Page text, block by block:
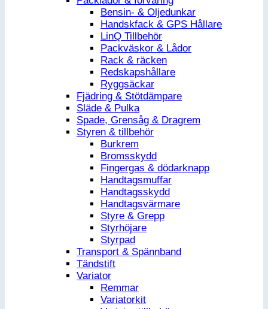
Bensin- & Oljedunkar
Handskfack & GPS Hållare
LinQ Tillbehör
Packväskor & Lådor
Rack & räcken
Redskapshållare
Ryggsäckar
Fjädring & Stötdämpare
Släde & Pulka
Spade, Grensåg & Dragrem
Styren & tillbehör
Burkrem
Bromsskydd
Fingergas & dödarknapp
Handtagsmuffar
Handtagsskydd
Handtagsvärmare
Styre & Grepp
Styrhöjare
Styrpad
Transport & Spännband
Tändstift
Variator
Remmar
Variatorkit